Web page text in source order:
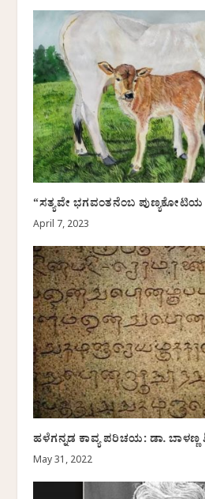
“ಸತ್ಯವೇ ಭಗವಂತನೆಂಬ
April 7, 2023
ಹಳೆಗನ್ನಡ ಕಾವ್ಯ ಪರಿಚಯ: ಡಾ. ಬಾಳಣ್ಣ
May 31, 2022